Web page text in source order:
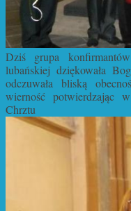
Dziś grupa
lubańskiej dziękowała
odczuwała bliską
wierność potwierdzając
Chrztu